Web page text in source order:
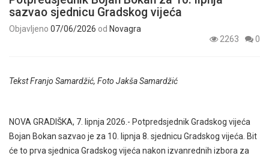
sazvao sjednicu Gradskog vijeća
Objavljeno 07/06/2026 od Novagra
2263
0
Tekst Franjo Samardžić, Foto Jakša Samardžić
NOVA GRADIŠKA, 7. lipnja 2026.- Potpredsjednik Gradskog vijeća
Bojan Bokan sazvao je za 10. lipnja 8. sjednicu Gradskog vijeća. Bit
će to prva sjednica Gradskog vijeća nakon izvanrednih izbora za